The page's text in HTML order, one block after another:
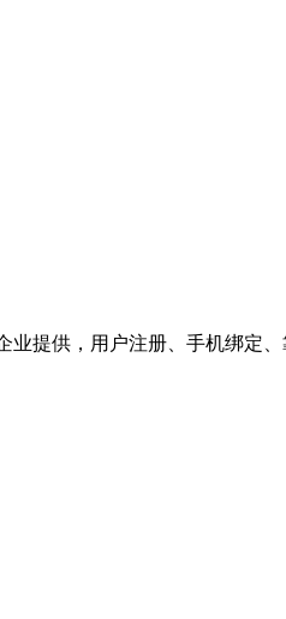
提供，用户注册、手机绑定